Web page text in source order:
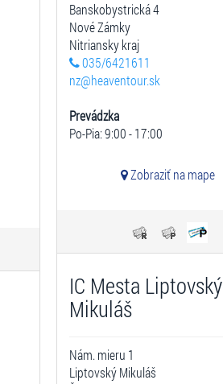
Banskobystrická 4
Nové Zámky
Nitriansky kraj
035/6421611
nz@heaventour.sk
Prevádzka
Po-Pia: 9:00 - 17:00
Zobraziť na mape
IC Mesta Liptovský
Mikuláš
Nám. mieru 1
Liptovský Mikuláš